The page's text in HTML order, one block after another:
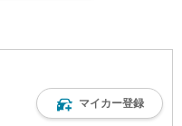
マイカー登録